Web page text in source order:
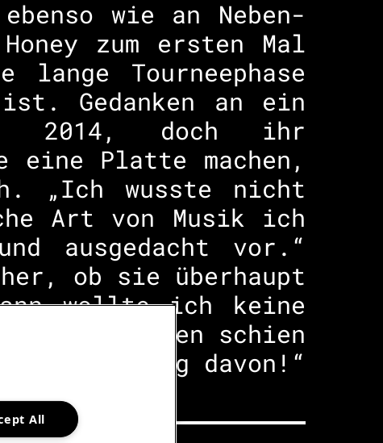
wie an Neben-
zum ersten Mal
Tourneephase
Gedanken an ein
2014, doch ihr
eine Platte machen,
„Ich wusste nicht
Art von Musik ich
ausgedacht vor.“
ob sie überhaupt
wollte ich keine
Leben schien
„Genug davon!“
All